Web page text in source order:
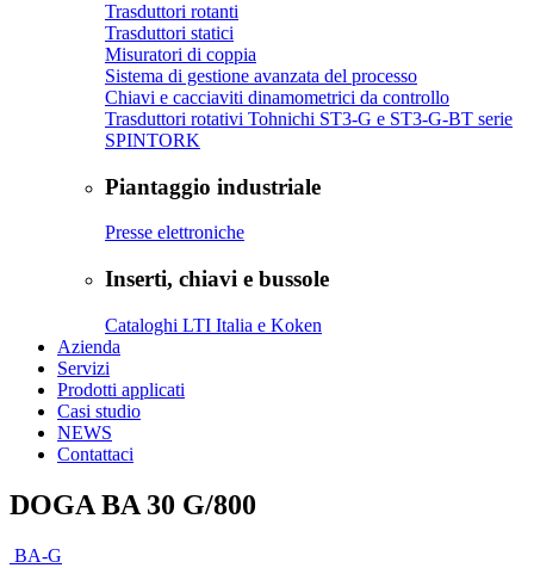
Trasduttori rotanti
Trasduttori statici
Misuratori di coppia
Sistema di gestione avanzata del processo
Chiavi e cacciaviti dinamometrici da controllo
Trasduttori rotativi Tohnichi ST3-G e ST3-G-BT serie
SPINTORK
Piantaggio industriale
Presse elettroniche
Inserti, chiavi e bussole
Cataloghi LTI Italia e Koken
Azienda
Servizi
Prodotti applicati
Casi studio
NEWS
Contattaci
DOGA BA 30 G/800
BA-G